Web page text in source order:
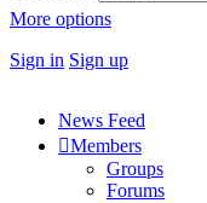
More options
Sign in Sign up
News Feed
Members
Groups
Forums